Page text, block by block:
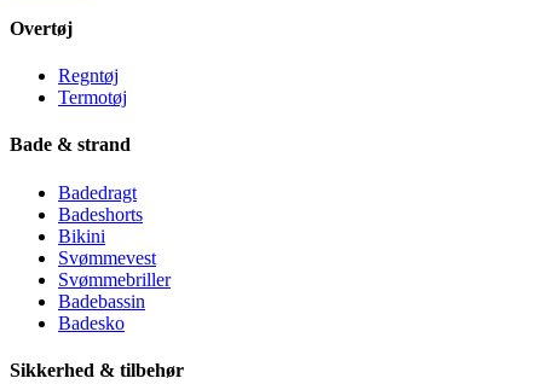
Overtøj
Regntøj
Termotøj
Bade & strand
Badedragt
Badeshorts
Bikini
Svømmevest
Svømmebriller
Badebassin
Badesko
Sikkerhed & tilbehør